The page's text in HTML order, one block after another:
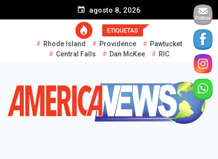
agosto 8, 2026
ETIQUETAS
Rhode Island Providence
Pawtucket
Central Falls
Dan McKee RIC